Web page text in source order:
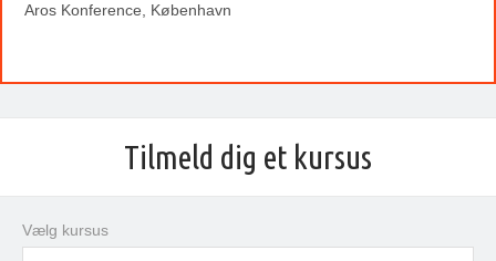
Aros Konference, København
Tilmeld dig et kursus
Vælg kursus